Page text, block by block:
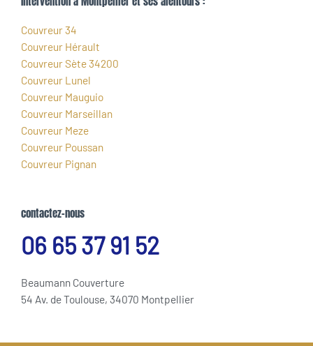
Couvreur 34
Couvreur Hérault
Couvreur Sète 34200
Couvreur Lunel
Couvreur Mauguio
Couvreur Marseillan
Couvreur Meze
Couvreur Poussan
Couvreur Pignan
contactez-nous
06 65 37 91 52
Beaumann Couverture
54 Av. de Toulouse, 34070 Montpellier